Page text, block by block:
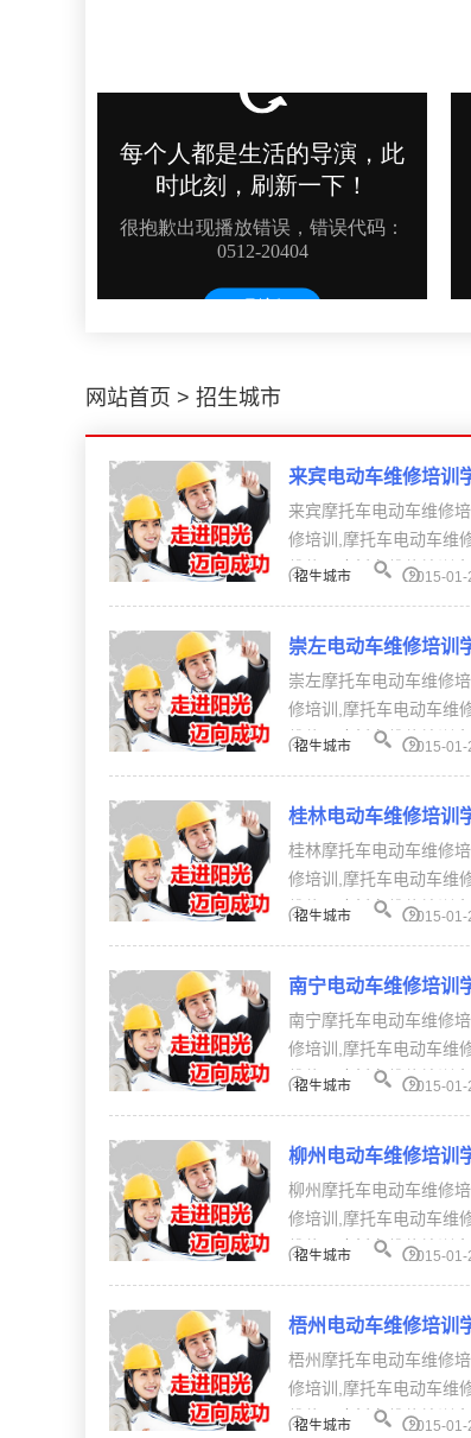
网站首页 > 招生城市
来宾电动车维修培训
来宾摩托车电动车维修
修培训,摩托车电动车
维修、摩托车维修培训
招生城市 2015-01-
崇左电动车维修培训
崇左摩托车电动车维修
修培训,摩托车电动车
维修、摩托车维修培训
招生城市 2015-01-
桂林电动车维修培训
桂林摩托车电动车维修
修培训,摩托车电动车
维修、摩托车维修培训
招生城市 2015-01-
南宁电动车维修培训
南宁摩托车电动车维修
修培训,摩托车电动车
维修、摩托车维修培训
招生城市 2015-01-
柳州电动车维修培训
柳州摩托车电动车维修
修培训,摩托车电动车
维修、摩托车维修培训
招生城市 2015-01-
梧州电动车维修培训
梧州摩托车电动车维修
修培训,摩托车电动车
维修、摩托车维修培训
招生城市 2015-01-